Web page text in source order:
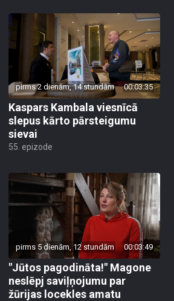
pirms 2 dienām, 14 stundām 00:03:35
Kaspars Kambala viesnīcā
slepus kārto pārsteigumu
sievai
55. epizode
pirms 5 dienām, 12 stundām 00:03:49
"Jūtos pagodināta!" Magone
neslēpj saviļņojumu par
žūrijas locekles amatu